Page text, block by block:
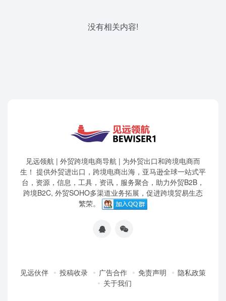
没有相关内容!
见远领航 | 外贸跨境电商导航 | 为外贸出口和跨境电商而
生！ 提供外贸进出口，跨境电商出海，亚马逊全球一站式平
台，资源，信息，工具，资讯，服务聚合，助力外贸B2B，
跨境B2C, 外贸SOHO多渠道业务拓展，促进跨境贸易生态
繁荣。
见远伙伴 投稿收录 广告合作 免责声明
隐私政策
关于我们